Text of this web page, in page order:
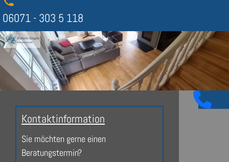
06071 - 303 5 118
Kontaktinformation
Sie möchten gerne einen
Beratungstermin?